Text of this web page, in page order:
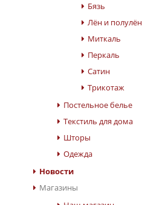
Бязь
Лён и полулён
Миткаль
Перкаль
Cатин
Трикотаж
Постельное белье
Текстиль для дома
Шторы
Одежда
Новости
Магазины